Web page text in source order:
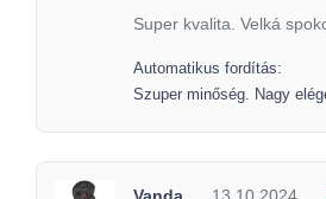
Super kvalita. Velká
Automatikus fordítás:
Szuper minőség. Nagy